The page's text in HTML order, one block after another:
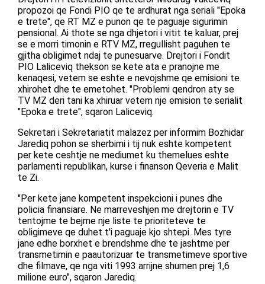
propozoi qe Fondi PIO qe te ardhurat nga seriali "Epoka
e trete", qe RT MZ e punon qe te paguaje sigurimin
pensional. Ai thote se nga dhjetori i vitit te kaluar, prej
se e morri timonin e RTV MZ, rregullisht paguhen te
gjitha obligimet ndaj te punesuarve. Drejtori i Fondit
PIO Laliceviq thekson se kete ata e pranojne me
kenaqesi, vetem se eshte e nevojshme qe emisioni te
xhirohet dhe te emetohet. "Problemi qendron aty se
TV MZ deri tani ka xhiruar vetem nje emision te serialit
"Epoka e trete", sqaron Laliceviq.
Sekretari i Sekretariatit malazez per informim Bozhidar
Jarediq pohon se sherbimi i tij nuk eshte kompetent
per kete ceshtje ne mediumet ku themelues eshte
parlamenti republikan, kurse i finanson Qeveria e Malit
te Zi.
"Per kete jane kompetent inspekcioni i punes dhe
policia finansiare. Ne marreveshjen me drejtorin e TV
tentojme te bejme nje liste te prioriteteve te
obligimeve qe duhet t'i paguaje kjo shtepi. Mes tyre
jane edhe borxhet e brendshme dhe te jashtme per
transmetimin e paautorizuar te transmetimeve sportive
dhe filmave, qe nga viti 1993 arrijne shumen prej 1,6
milione euro", sqaron Jarediq.